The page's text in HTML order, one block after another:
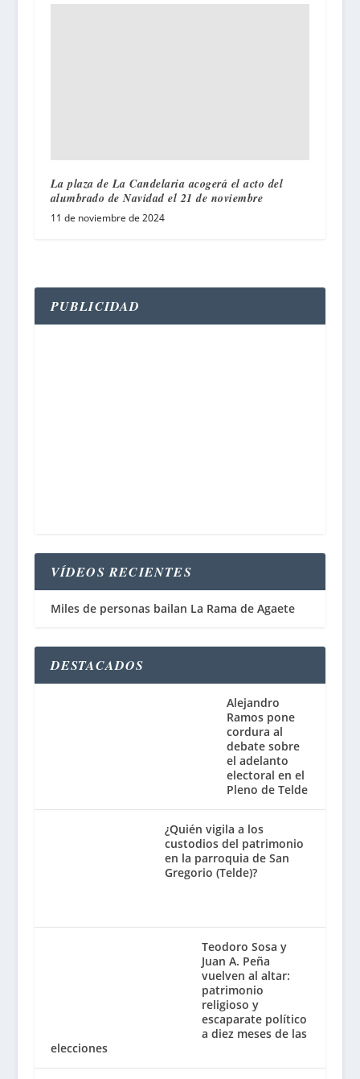
La plaza de La Candelaria acogerá el acto del
alumbrado de Navidad el 21 de noviembre
11 de noviembre de 2024
PUBLICIDAD
VÍDEOS RECIENTES
Miles de personas bailan La Rama de Agaete
DESTACADOS
Alejandro
Ramos pone
cordura al
debate sobre
el adelanto
electoral en el
Pleno de Telde
¿Quién vigila a los
custodios del patrimonio
en la parroquia de San
Gregorio (Telde)?
Teodoro Sosa y
Juan A. Peña
vuelven al altar:
patrimonio
religioso y
escaparate político
a diez meses de las
elecciones